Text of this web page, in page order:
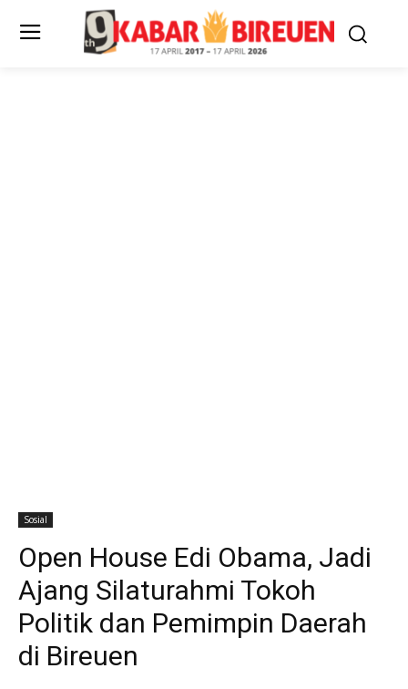
Sosial
Open House Edi Obama, Jadi
Ajang Silaturahmi Tokoh
Politik dan Pemimpin Daerah
di Bireuen